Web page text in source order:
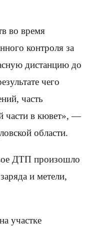
во время
контроля за
дистанцию до
чего
часть
части в кювет», —
области.
ДТП произошло
и метели,
участке